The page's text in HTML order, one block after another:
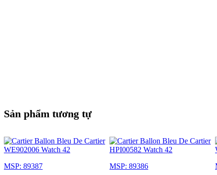
Sản phẩm tương tự
MSP: 89387
MSP: 89386